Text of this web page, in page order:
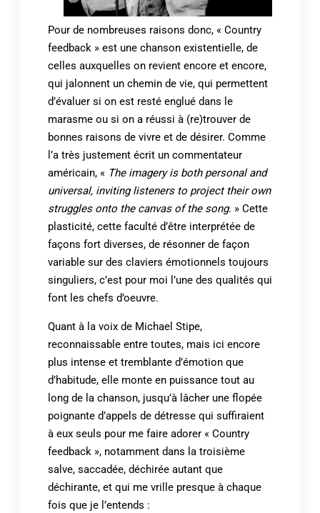
Pour de nombreuses raisons donc, « Country
feedback » est une chanson existentielle, de
celles auxquelles on revient encore et encore,
qui jalonnent un chemin de vie, qui permettent
d’évaluer si on est resté englué dans le
marasme ou si on a réussi à (re)trouver de
bonnes raisons de vivre et de désirer. Comme
l’a très justement écrit un commentateur
américain, « The imagery is both personal and
universal, inviting listeners to project their own
struggles onto the canvas of the song. » Cette
plasticité, cette faculté d’être interprétée de
façons fort diverses, de résonner de façon
variable sur des claviers émotionnels toujours
singuliers, c’est pour moi l’une des qualités qui
font les chefs d’oeuvre.
Quant à la voix de Michael Stipe,
reconnaissable entre toutes, mais ici encore
plus intense et tremblante d’émotion que
d’habitude, elle monte en puissance tout au
long de la chanson, jusqu’à lâcher une flopée
poignante d’appels de détresse qui suffiraient
à eux seuls pour me faire adorer « Country
feedback », notamment dans la troisième
salve, saccadée, déchirée autant que
déchirante, et qui me vrille presque à chaque
fois que je l’entends :